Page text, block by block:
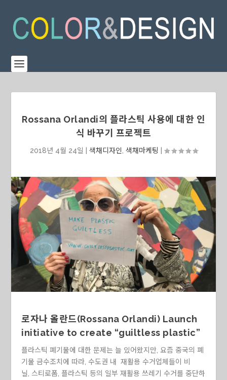
Rossana Orlandi의 플라스틱 사용에 대한 인
식 바꾸기 프로젝트
2018년 4월 24일 색채디자인 색채마케팅
로자나 올란드(Rossana Orlandi) Launch
initiative to create “guiltless plastic”
플라스틱 폐기물에 대한 문제는 늘 있어왔지만, 요즘 중국의 폐
기물 금수조치에 따라, 수도권 내 재활용 수거업체들이 비
닐 ,스티로폼 ,플라스틱 등의 일부 재활용 쓰레기 수거를 중단하